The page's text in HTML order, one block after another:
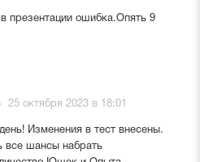
презентации ошибка.Опять 9
25 октября 2023 в 18:01
Изменения в тест внесены.
все шансы набрать